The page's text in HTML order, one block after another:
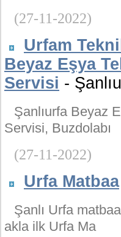
(27-11-2022)
Urfam
Beyaz Eşya
Servisi -
Şanlıurfa Beyaz
Servisi, Buzdolabı
(27-11-2022)
Urfa Matbaa
Şanlı Urfa
akla ilk Urfa Ma